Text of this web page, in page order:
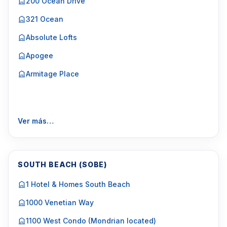
Miami Tel: 1-305-728-0840
321 Ocean
Absolute Lofts
Apogee
Armitage Place
Ver más…
SOUTH BEACH (SOBE)
1 Hotel & Homes South Beach
1000 Venetian Way
1100 West Condo (Mondrian located)